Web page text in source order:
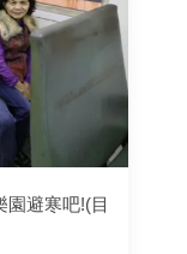
園避寒吧!(目